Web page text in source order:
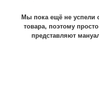
Мы пока ещё не успели
товара, поэтому
представляют